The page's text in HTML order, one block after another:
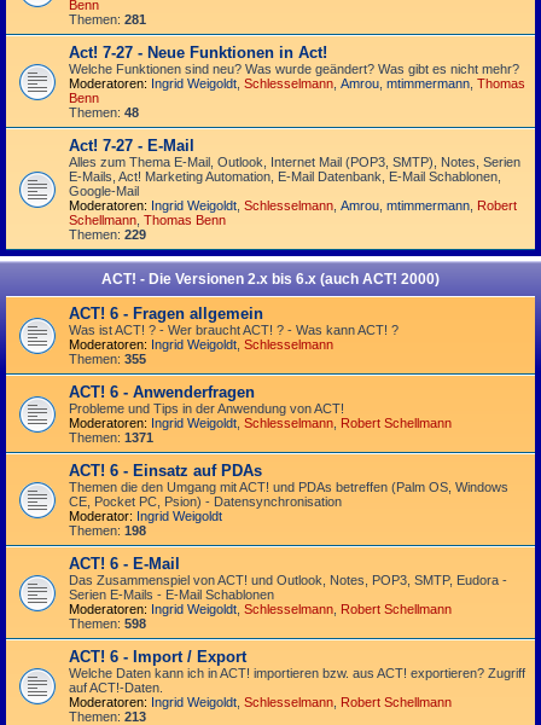
Benn
Themen: 281
Act! 7-27 - Neue Funktionen in Act!
Welche Funktionen sind neu? Was wurde geändert? Was gibt es nicht mehr?
Moderatoren: Ingrid Weigoldt Schlesselmann Amrou mtimmermann Thomas
Benn
Themen: 48
Act! 7-27 - E-Mail
Alles zum Thema E-Mail, Outlook, Internet Mail (POP3, SMTP), Notes, Serien
E-Mails, Act! Marketing Automation, E-Mail Datenbank, E-Mail Schablonen,
Google-Mail
Moderatoren: Ingrid Weigoldt Schlesselmann Amrou mtimmermann Robert
Schellmann Thomas Benn
Themen: 229
ACT! - Die Versionen 2.x bis 6.x (auch ACT! 2000)
ACT! 6 - Fragen allgemein
Was ist ACT! ? - Wer braucht ACT! ? - Was kann ACT! ?
Moderatoren: Ingrid Weigoldt Schlesselmann
Themen: 355
ACT! 6 - Anwender­fragen
Probleme und Tips in der Anwendung von ACT!
Moderatoren: Ingrid Weigoldt Schlesselmann Robert Schellmann
Themen: 1371
ACT! 6 - Einsatz auf PDAs
Themen die den Umgang mit ACT! und PDAs betreffen (Palm OS, Windows
CE, Pocket PC, Psion) - Datensynchronisation
Moderator: Ingrid Weigoldt
Themen: 198
ACT! 6 - E-Mail
Das Zusammen­spiel von ACT! und Outlook, Notes, POP3, SMTP, Eudora -
Serien E-Mails - E-Mail Schablonen
Moderatoren: Ingrid Weigoldt Schlesselmann Robert Schellmann
Themen: 598
ACT! 6 - Import / Export
Welche Daten kann ich in ACT! importieren bzw. aus ACT! exportieren? Zugriff
auf ACT!-Daten.
Moderatoren: Ingrid Weigoldt Schlesselmann Robert Schellmann
Themen: 213